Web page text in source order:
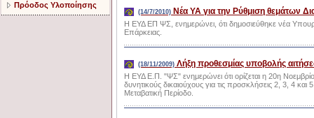
Πρόοδος Υλοποίησης
(14/7/2010) Νέα ΥΑ για την Ρύθμιση θεμάτων
Η ΕΥΔ ΕΠ ΨΣ, ενημερώνει, ότι δημοσιεύθηκε νέα
Επάρκειας.
(18/11/2009) Λήξη προθεσμίας υποβολής
Η ΕΥΔ Ε.Π. "ΨΣ" ενημερώνει ότι ορίζεται η 20η
δυνητικούς δικαιούχους για τις προσκλήσεις 2, 3, 4 και
Μεταβατική Περίοδο.